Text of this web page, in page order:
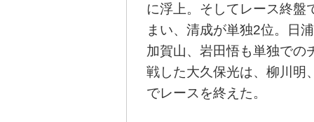
に浮上。そしてレース終盤
まい、清成が単独2位。日
加賀山、岩田悟も単独での
戦した大久保光は、柳川明
でレースを終えた。